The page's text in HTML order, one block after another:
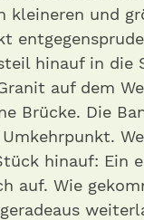
kleineren und
hinauf in die
auf dem
Brücke. Die
hinauf: Ein
auf. Wie